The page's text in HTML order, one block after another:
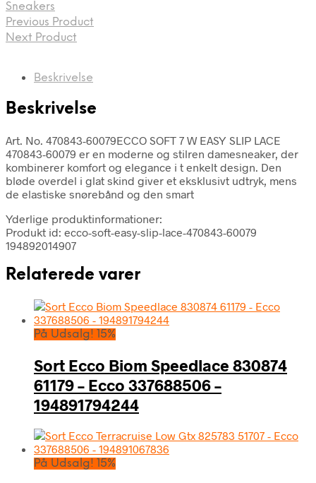
Sneakers
Previous Product
Next Product
Beskrivelse
Beskrivelse
Art. No. 470843-60079ECCO SOFT 7 W EASY SLIP LACE
470843-60079 er en moderne og stilren damesneaker, der
kombinerer komfort og elegance i t enkelt design. Den
bløde overdel i glat skind giver et eksklusivt udtryk, mens
de elastiske snørebånd og den smart
Yderlige produktinformationer:
Produkt id: ecco-soft-easy-slip-lace-470843-60079
194892014907
Relaterede varer
På Udsalg! 15%
Sort Ecco Biom Speedlace 830874
61179 – Ecco 337688506 –
194891794244
På Udsalg! 15%